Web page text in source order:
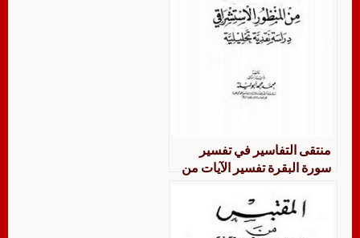
منتقى التفاسير في تفسير
سورة البقرة تفسير الآيات من